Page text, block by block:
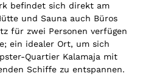
befindet sich direkt am
und Sauna auch Büros
für zwei Personen verfügen
ein idealer Ort, um sich
Quartier Kalamaja mit
Schiffe zu entspannen.